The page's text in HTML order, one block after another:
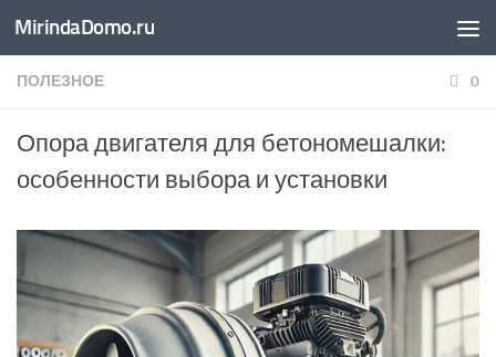
Перейти к содержимому
MirindaDomo.ru
ПОЛЕЗНОЕ 0
Опора двигателя для бетономешалки:
особенности выбора и установки